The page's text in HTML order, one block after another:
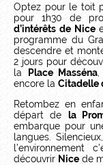
Optez pour le toit
pour 1h30 de
d’intérêts de Nice
programme du
descendre et
2 jours pour
la
Place Masséna
encore la Citadelle
Retombez en
départ de
la
embarque pour
langues.
découvrir Nice de